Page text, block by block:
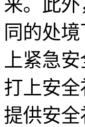
来。此
同的处
上紧急
打上安
提供安